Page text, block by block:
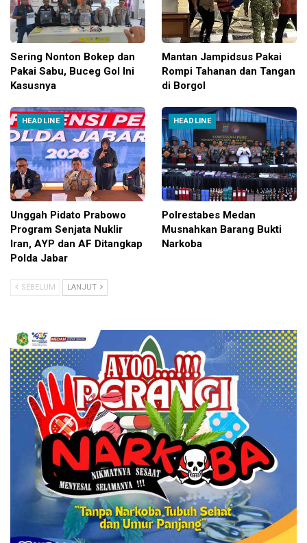
Sering Nonton Bokep dan
Pakai Sabu, Buceg Gol Ini
Kasusnya
Mantan Jampidsus Pakai
Rompi Tahanan dan Tangan
di Borgol
HEADLINE
Unggah Pidato Prabowo
Program Senjata Nuklir
Iran, AYP dan AF Ditangkap
Polda Jabar
HEADLINE
Polrestabes Medan
Musnahkan Barang Bukti
Narkoba
SEBELUM LANJUT